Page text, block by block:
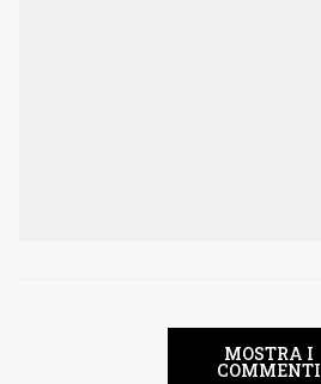
MOSTRA I
COMMENTI